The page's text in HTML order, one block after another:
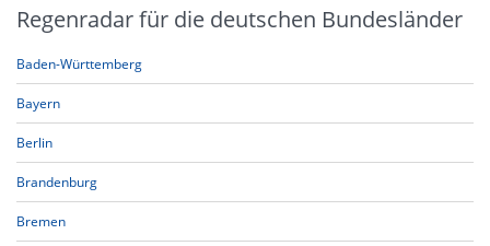
Regenradar für die deutschen Bundesländer
Baden-Württemberg
Bayern
Berlin
Brandenburg
Bremen